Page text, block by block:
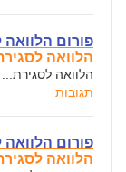
פורום הלוואה
הלוואה
הלוואה לסגירת...
תגובות
פורום
הלוואה